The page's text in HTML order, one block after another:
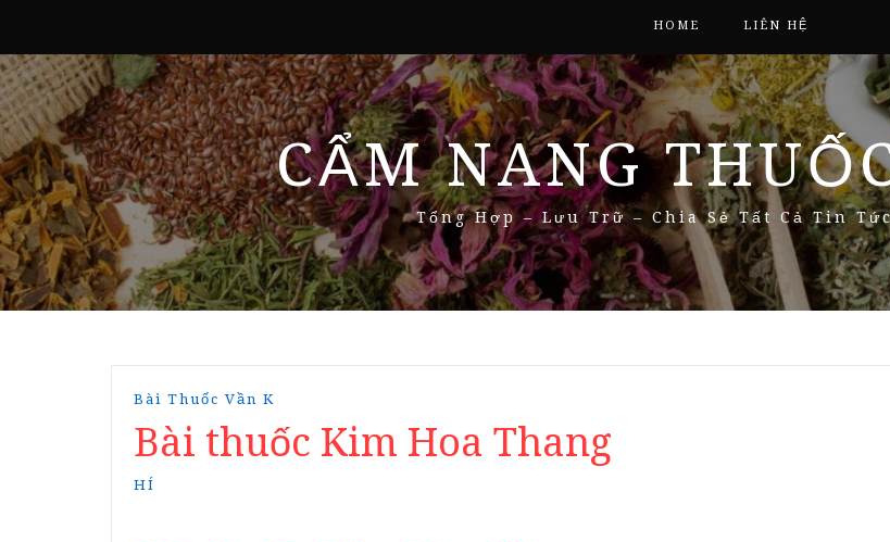
HOME LIÊN HỆ
CẨM NANG
Tổng Hợp – Lưu Trữ – Chia Sẻ Tất Cả Tin
Bài Thuốc Vần K
Bài thuốc Kim Hoa Thang
HÍ